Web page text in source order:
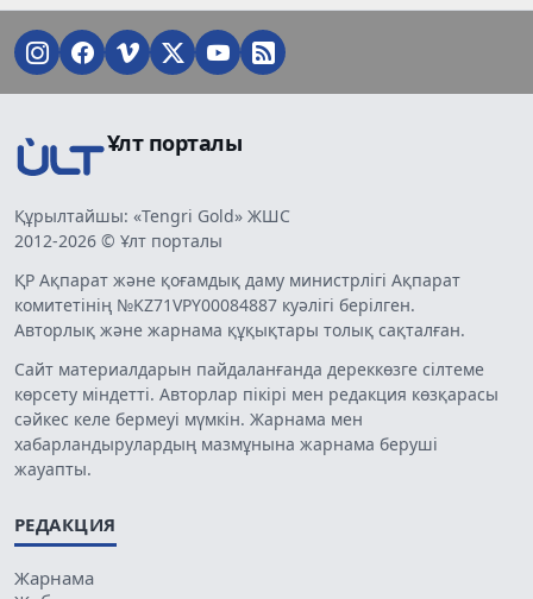
Ұлт порталы
Құрылтайшы: «Tengri Gold» ЖШС
2012-2026 © Ұлт порталы
ҚР Ақпарат және қоғамдық даму министрлігі Ақпарат
комитетінің №KZ71VPY00084887 куәлігі берілген.
Авторлық және жарнама құқықтары толық сақталған.
Сайт материалдарын пайдаланғанда дереккөзге сілтеме
көрсету міндетті. Авторлар пікірі мен редакция көзқарасы
сәйкес келе бермеуі мүмкін. Жарнама мен
хабарландырулардың мазмұнына жарнама беруші
жауапты.
РЕДАКЦИЯ
Жарнама